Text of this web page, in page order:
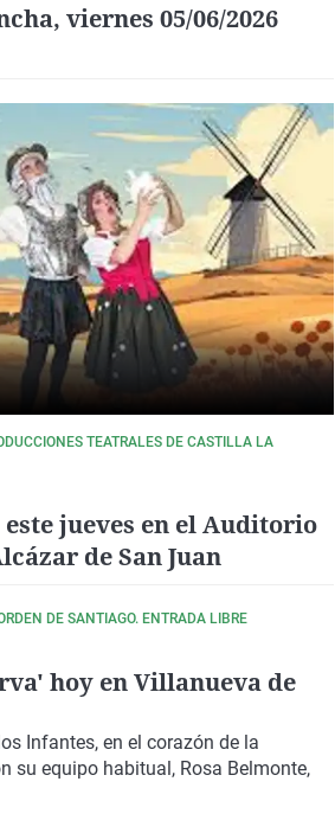
viernes 05/06/2026
TEATRALES DE CASTILLA LA
jueves en el Auditorio
de San Juan
DE SANTIAGO. ENTRADA LIBRE
hoy en Villanueva de
Infantes, en el corazón de la
su equipo habitual, Rosa Belmonte,